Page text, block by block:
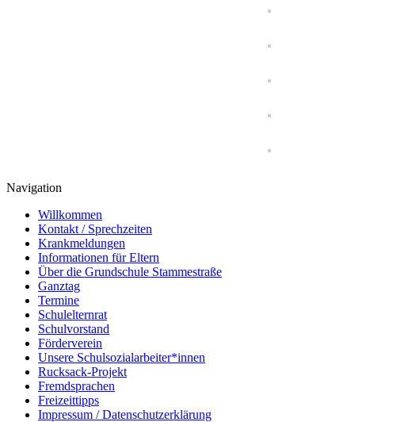
Navigation
Willkommen
Kontakt / Sprechzeiten
Krankmeldungen
Informationen für Eltern
Über die Grundschule Stammestraße
Ganztag
Termine
Schulelternrat
Schulvorstand
Förderverein
Unsere Schulsozialarbeiter*innen
Rucksack-Projekt
Fremdsprachen
Freizeittipps
Impressum / Datenschutzerklärung